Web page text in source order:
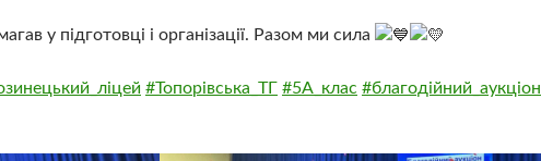
у підготовці і організації. Разом ми сила
#Топорівська_ТГ #5А_клас #благодійний_аукціон